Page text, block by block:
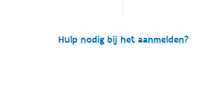
Hulp nodig bij het aanmelden?